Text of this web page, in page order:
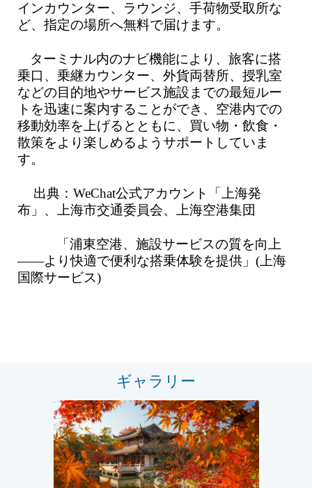
インカウンター、ラウンジ、手荷物受取所な
ど、指定の場所へ無料で届けます。
ターミナル内のナビ機能により、旅客に搭
乗口、乗継カウンター、外貨両替所、授乳室
などの目的地やサービス施設までの最短ルー
トを迅速に案内することができ、空港内での
移動効率を上げるとともに、買い物・飲食・
散策をより楽しめるようサポートしていま
す。
出典：WeChat公式アカウント「上海発
布」、上海市交通委員会、上海空港集団
「浦東空港、施設サービスの質を向上
——より快適で便利な搭乗体験を提供」(上海
国際サービス)
ギャラリー